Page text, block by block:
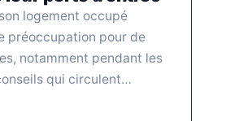
logement occupé
préoccupation pour de
notamment pendant les
qui circulent…